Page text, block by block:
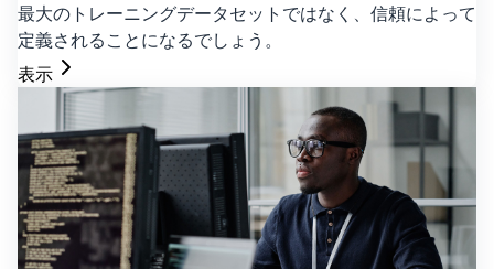
最大のトレーニングデータセットではなく、信頼によって
定義されることになるでしょう。
表示